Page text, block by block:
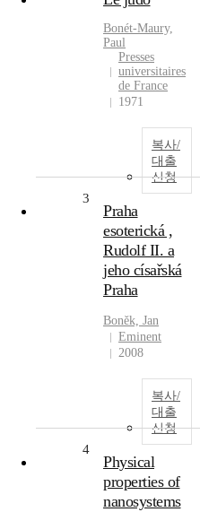
Bonét-Maury,
Paul
Presses
universitaires
de France
1971
복사/
대출
신청
3
Praha
esoterická ,
Rudolf II. a
jeho císařská
Praha
Boněk, Jan
Eminent
2008
복사/
대출
신청
4
Physical
properties of
nanosystems